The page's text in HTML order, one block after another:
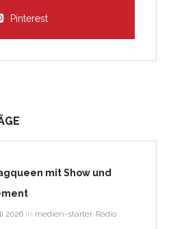
Pinterest
mit Show und
2026 in medien-starter, Radio